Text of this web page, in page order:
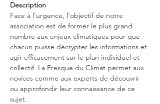
Description
Face à l’urgence, l’objectif de notre
association est de former le plus grand
nombre aux enjeux climatiques pour que
chacun puisse décrypter les informations et
agir efficacement sur le plan individuel et
collectif. La Fresque du Climat permet aux
novices comme aux experts de découvrir
ou approfondir leur connaissance de ce
sujet.